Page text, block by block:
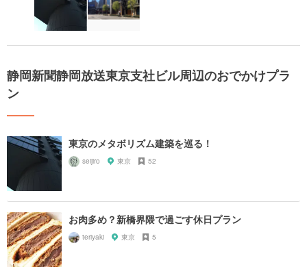
静岡新聞静岡放送東京支社ビル周辺のおでかけプラ
ン
東京のメタボリズム建築を巡る！
seijiro 東京 52
お肉多め？新橋界隈で過ごす休日プラン
teriyaki 東京 5